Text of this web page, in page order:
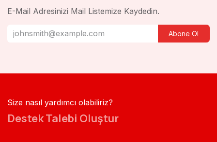
E-Mail Adresinizi Mail Listemize Kaydedin.
Abone Ol
Size nasıl yardımcı olabiliriz?
Destek Talebi Oluştur